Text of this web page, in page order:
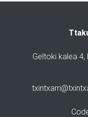
Geltoki kalea